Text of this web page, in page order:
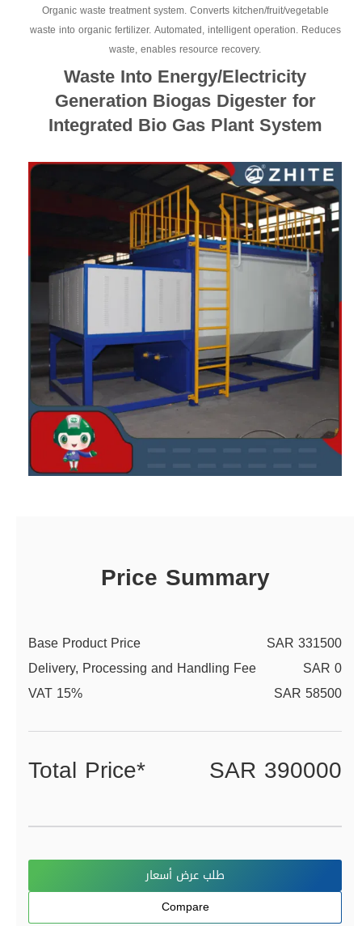
Organic waste treatment system. Converts kitchen/fruit/vegetable
waste into organic fertilizer. Automated, intelligent operation. Reduces
waste, enables resource recovery.
Waste Into Energy/Electricity
Generation Biogas Digester for
Integrated Bio Gas Plant System
Price Summary
Base Product Price
SAR 331500
Delivery, Processing and Handling Fee
SAR 0
VAT 15%
SAR 58500
Total Price* SAR 390000
طلب عرض أسعار
Compare